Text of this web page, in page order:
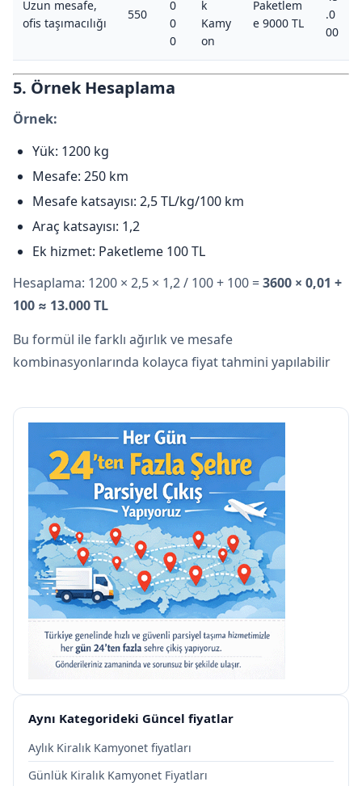
Uzun mesafe,
ofis taşımacılığı
550
0
0
0
k
Kamy
on
Paketlem
e 9000 TL
.0
00
5. Örnek Hesaplama
Örnek:
Yük: 1200 kg
Mesafe: 250 km
Mesafe katsayısı: 2,5 TL/kg/100 km
Araç katsayısı: 1,2
Ek hizmet: Paketleme 100 TL
Hesaplama: 1200 × 2,5 × 1,2 / 100 + 100 =3600 × 0,01 +
100 ≈ 13.000 TL
Bu formül ile farklı ağırlık ve mesafe
kombinasyonlarında kolayca fiyat tahmini yapılabilir
Aynı Kategorideki Güncel fiyatlar
Aylık Kiralık Kamyonet fiyatları
Günlük Kiralık Kamyonet Fiyatları